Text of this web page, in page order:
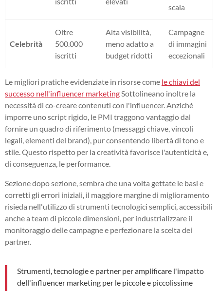
scala
Celebrità
Oltre
500.000
iscritti
Alta visibilità,
meno adatto a
budget ridotti
Campagne
di immagini
eccezionali
Le migliori pratiche evidenziate in risorse come le chiavi del
successo nell'influencer marketingSottolineano inoltre la
necessità di co-creare contenuti con l'influencer. Anziché
imporre uno script rigido, le PMI traggono vantaggio dal
fornire un quadro di riferimento (messaggi chiave, vincoli
legali, elementi del brand), pur consentendo libertà di tono e
stile. Questo rispetto per la creatività favorisce l'autenticità e,
di conseguenza, le performance.
Sezione dopo sezione, sembra che una volta gettate le basi e
corretti gli errori iniziali, il maggiore margine di miglioramento
risieda nell'utilizzo di strumenti tecnologici semplici, accessibili
anche a team di piccole dimensioni, per industrializzare il
monitoraggio delle campagne e perfezionare la scelta dei
partner.
Strumenti, tecnologie e partner per amplificare l'impatto
dell'influencer marketing per le piccole e piccolissime